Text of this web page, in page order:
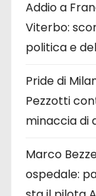
Addio a
Viterbo:
politica e
Pride di
Pezzotti
minaccia di
Marco
ospedale: